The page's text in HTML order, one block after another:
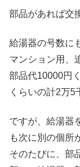
部品があれば交
給湯器の号数に
マンション用、
部品代10000円
くらいの計2万5
ですが、給湯器
も次に別の個所
そのたびに、部